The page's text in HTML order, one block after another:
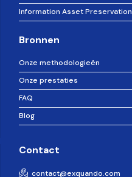
Information Asset Preservation
Bronnen
Onze methodologieën
Onze prestaties
FAQ
Blog
Contact
contact@exquando.com